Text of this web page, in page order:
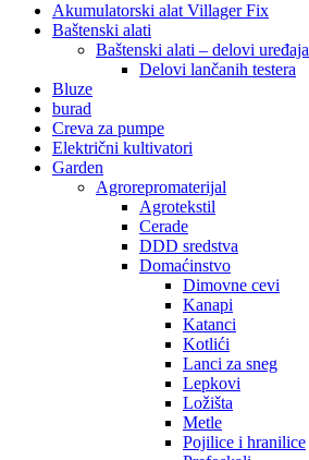
Akumulatorski alat Villager Fix
Baštenski alati
Baštenski alati – delovi uređaja
Delovi lančanih testera
Bluze
burad
Creva za pumpe
Električni kultivatori
Garden
Agrorepromaterijal
Agrotekstil
Cerade
DDD sredstva
Domaćinstvo
Dimovne cevi
Kanapi
Katanci
Kotlići
Lanci za sneg
Lepkovi
Ložišta
Metle
Pojilice i hranilice